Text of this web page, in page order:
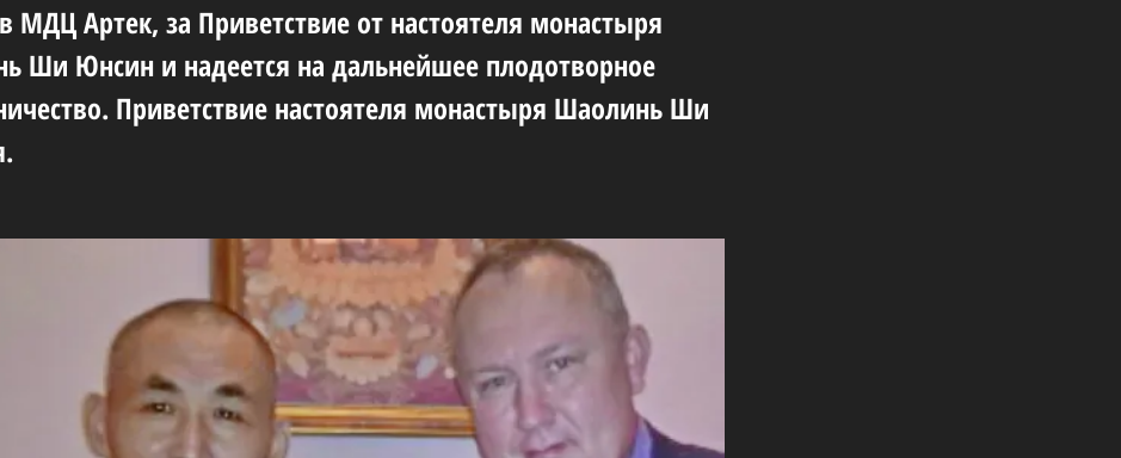
МДЦ Артек, за Приветствие от настоятеля монастыря
Ши Юнсин и надеется на дальнейшее плодотворное
Приветствие настоятеля монастыря Шаолинь Ши